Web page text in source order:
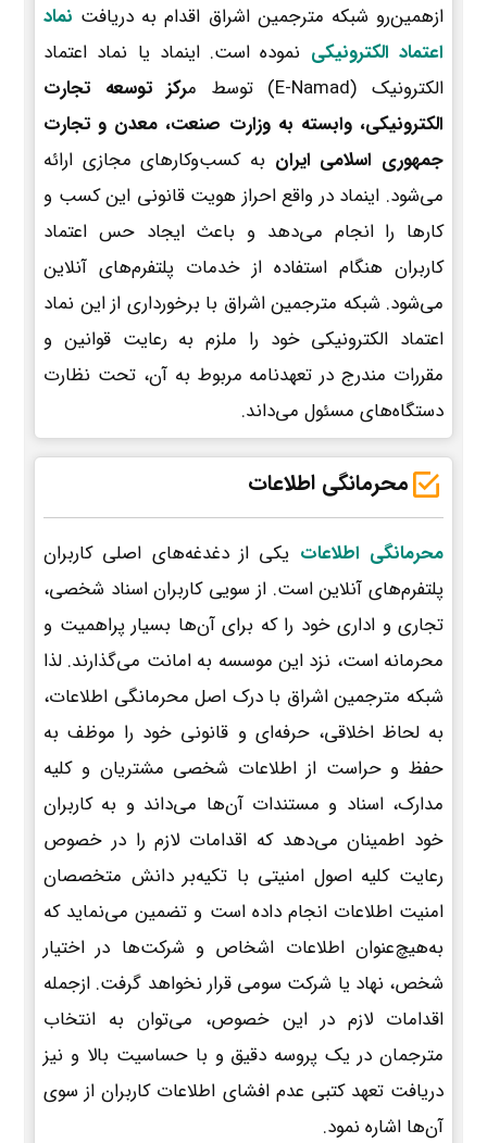
ازهمین‌رو شبکه مترجمین اشراق اقدام به دریافت نماد
اعتماد الکترونیکی نموده است. اینماد یا نماد اعتماد
الکترونیک (E-Namad) توسط م
رکز توسعه تجارت
الکترونیکی، وابسته به وزارت صنعت، معدن و تجارت
جمهوری اسلامی ایران به کسب‌وکارهای مجازی ارائه
می‌شود. اینماد در واقع احراز هویت قانونی این کسب و
کارها را انجام می‌دهد و باعث ایجاد حس اعتماد
کاربران هنگام استفاده از خدمات پلتفرم‌های آنلاین
می‌شود. شبکه مترجمین اشراق با برخورداری از این نماد
اعتماد الکترونیکی خود را ملزم به رعایت قوانین و
مقررات مندرج در تعهدنامه مربوط به آن، تحت نظارت
دستگاه‌های مسئول می‌داند.
محرمانگی اطلاعات
محرمانگی اطلاعات یکی از دغدغه‌های اصلی کاربران
پلتفرم‌های آنلاین است. از سویی کاربران اسناد شخصی،
تجاری و اداری خود را که برای آن‌ها بسیار پراهمیت و
محرمانه است، نزد این موسسه به امانت می‌گذارند. لذا
شبکه مترجمین اشراق با درک اصل محرمانگی اطلاعات،
به لحاظ اخلاقی، حرفه‌ای و قانونی خود را موظف به
حفظ و حراست از اطلاعات شخصی مشتریان و کلیه
مدارک، اسناد و مستندات آن‌ها می‌داند و به کاربران
خود اطمینان می‌دهد که اقدامات لازم را در خصوص
رعایت کلیه اصول امنیتی با تکیه‌بر دانش متخصصان
امنیت اطلاعات انجام داده است و تضمین می‌نماید که
به‌هیچ‌عنوان اطلاعات اشخاص و شرکت‌ها در اختیار
شخص، نهاد یا شرکت سومی قرار نخواهد گرفت. ازجمله
اقدامات لازم در این خصوص، می‌توان به انتخاب
مترجمان در یک پروسه دقیق و با حساسیت بالا و نیز
دریافت تعهد کتبی عدم افشای اطلاعات کاربران از سوی
آن‌ها اشاره نمود.